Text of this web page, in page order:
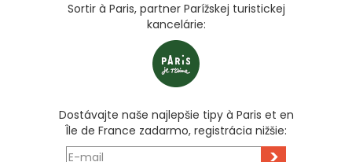
Sortir à Paris, partner Parížskej turistickej
kancelárie:
Dostávajte naše najlepšie tipy à Paris et en
Île de France zadarmo, registrácia nižšie: